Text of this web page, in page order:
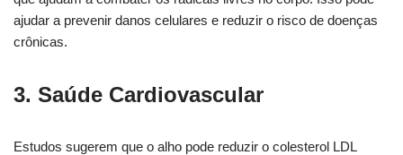
ajudar a prevenir danos celulares e reduzir o risco de doenças
crônicas.
3. Saúde Cardiovascular
Estudos sugerem que o alho pode reduzir o colesterol LDL